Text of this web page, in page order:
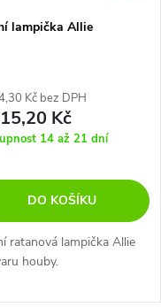
lampička Allie
Kč bez DPH
Kč
14 až 21 dní
DO KOŠÍKU
ratanová lampička Allie
houby.